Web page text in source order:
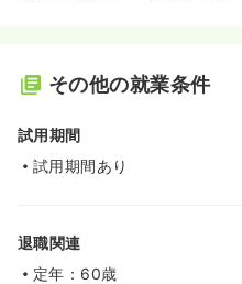
その他の就業条件
試用期間
試用期間あり
退職関連
定年：60歳